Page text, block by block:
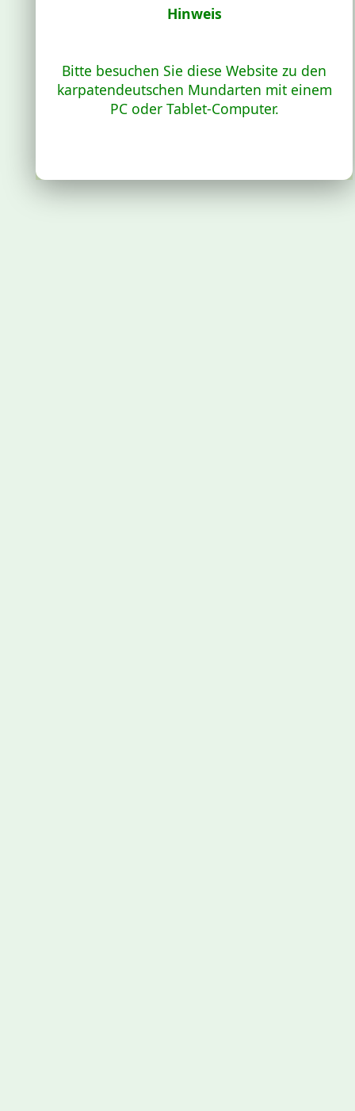
Hinweis
Bitte besuchen Sie diese Website zu den
karpatendeutschen Mundarten mit einem
PC oder Tablet-Computer.